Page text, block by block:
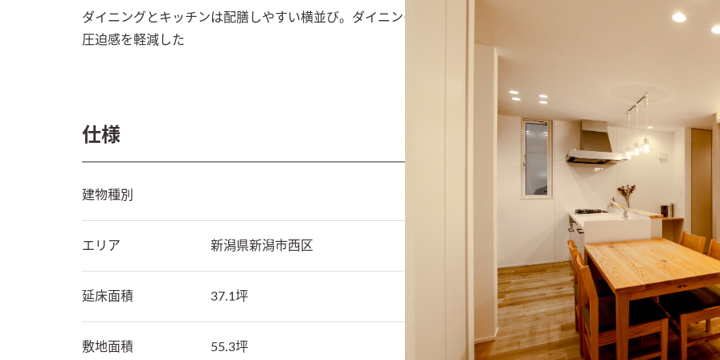
ダイニングとキッチンは配膳しやすい横並び。ダイニング脇の小上がりの畳は、段差を低めに作ることで通路
圧迫感を軽減した
仕様
建物種別
エリア 新潟県新潟市西区
延床面積 37.1坪
敷地面積 55.3坪